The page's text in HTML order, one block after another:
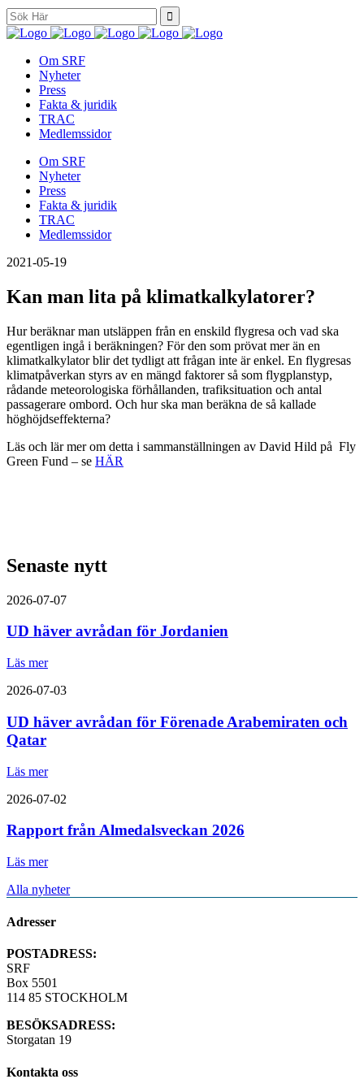
Search
for:
Om SRF
Nyheter
Press
Fakta & juridik
TRAC
Medlemssidor
Om SRF
Nyheter
Press
Fakta & juridik
TRAC
Medlemssidor
2021-05-19
Kan man lita på klimatkalkylatorer?
Hur beräknar man utsläppen från en enskild flygresa och vad ska
egentligen ingå i beräkningen? För den som prövat mer än en
klimatkalkylator blir det tydligt att frågan inte är enkel. En flygresas
klimatpåverkan styrs av en mängd faktorer så som flygplanstyp,
rådande meteorologiska förhållanden, trafiksituation och antal
passagerare ombord. Och hur ska man beräkna de så kallade
höghöjdseffekterna?
Läs och lär mer om detta i sammanställningen av David Hild på Fly
Green Fund – se HÄR
Senaste nytt
2026-07-07
UD häver avrådan för Jordanien
Läs mer
2026-07-03
UD häver avrådan för Förenade Arabemiraten och
Qatar
Läs mer
2026-07-02
Rapport från Almedalsveckan 2026
Läs mer
Alla nyheter
Adresser
POSTADRESS:
SRF
Box 5501
114 85 STOCKHOLM
BESÖKSADRESS:
Storgatan 19
Kontakta oss